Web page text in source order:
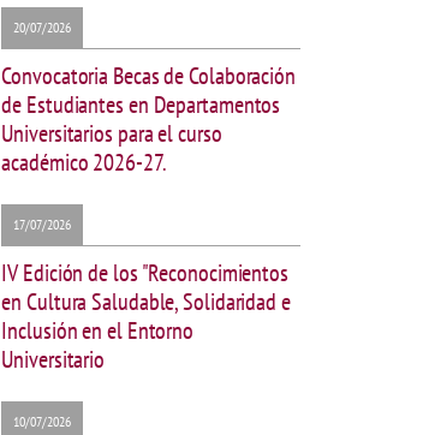
20/07/2026
Convocatoria Becas de Colaboración
de Estudiantes en Departamentos
Universitarios para el curso
académico 2026-27.
17/07/2026
IV Edición de los "Reconocimientos
en Cultura Saludable, Solidaridad e
Inclusión en el Entorno
Universitario
10/07/2026